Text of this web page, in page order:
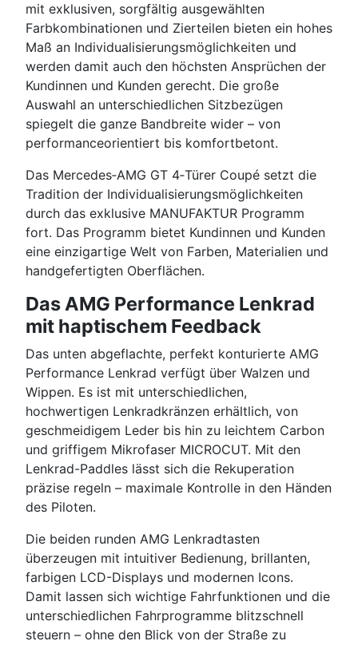
mit exklusiven, sorgfältig ausgewählten
Farbkombinationen und Zierteilen bieten ein hohes
Maß an Individualisierungsmöglichkeiten und
werden damit auch den höchsten Ansprüchen der
Kundinnen und Kunden gerecht. Die große
Auswahl an unterschiedlichen Sitzbezügen
spiegelt die ganze Bandbreite wider – von
performanceorientiert bis komfortbetont.
Das Mercedes‑AMG GT 4‑Türer Coupé setzt die
Tradition der Individualisierungsmöglichkeiten
durch das exklusive MANUFAKTUR Programm
fort. Das Programm bietet Kundinnen und Kunden
eine einzigartige Welt von Farben, Materialien und
handgefertigten Oberflächen.
Das AMG Performance Lenkrad
mit haptischem Feedback
Das unten abgeflachte, perfekt konturierte AMG
Performance Lenkrad verfügt über Walzen und
Wippen. Es ist mit unterschiedlichen,
hochwertigen Lenkradkränzen erhältlich, von
geschmeidigem Leder bis hin zu leichtem Carbon
und griffigem Mikrofaser MICROCUT. Mit den
Lenkrad-Paddles lässt sich die Rekuperation
präzise regeln – maximale Kontrolle in den Händen
des Piloten.
Die beiden runden AMG Lenkradtasten
überzeugen mit intuitiver Bedienung, brillanten,
farbigen LCD-Displays und modernen Icons.
Damit lassen sich wichtige Fahrfunktionen und die
unterschiedlichen Fahrprogramme blitzschnell
steuern – ohne den Blick von der Straße zu